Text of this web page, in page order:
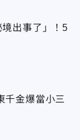
出事了」！5
千金爆當小三